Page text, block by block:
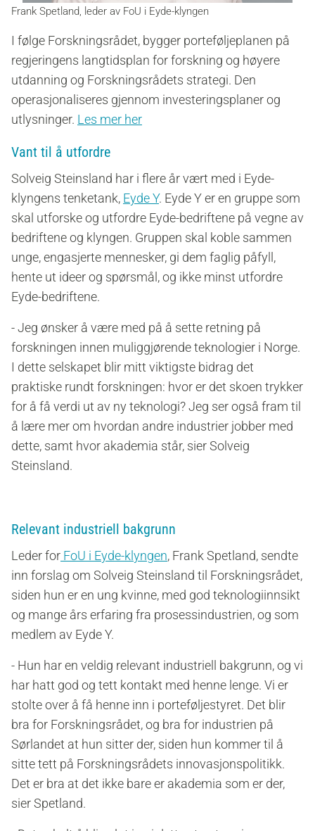
Frank Spetland, leder av FoU i Eyde-klyngen
I følge Forskningsrådet, bygger porteføljeplanen på
regjeringens langtidsplan for forskning og høyere
utdanning og Forskningsrådets strategi. Den
operasjonaliseres gjennom investeringsplaner og
utlysninger. Les mer her
Vant til å utfordre
Solveig Steinsland har i flere år vært med i Eyde-
klyngens tenketank, Eyde Y. Eyde Y er en gruppe som
skal utforske og utfordre Eyde-bedriftene på vegne av
bedriftene og klyngen. Gruppen skal koble sammen
unge, engasjerte mennesker, gi dem faglig påfyll,
hente ut ideer og spørsmål, og ikke minst utfordre
Eyde-bedriftene.
-Jeg ønsker å være med på å sette retning på
forskningen innen muliggjørende teknologier i Norge.
I dette selskapet blir mitt viktigste bidrag det
praktiske rundt forskningen: hvor er det skoen trykker
for å få verdi ut av ny teknologi? Jeg ser også fram til
å lære mer om hvordan andre industrier jobber med
dette, samt hvor akademia står, sier Solveig
Steinsland.
Relevant industriell bakgrunn
Leder for FoU i Eyde-klyngen, Frank Spetland, sendte
inn forslag om Solveig Steinsland til Forskningsrådet,
siden hun er en ung kvinne, med god teknologiinnsikt
og mange års erfaring fra prosessindustrien, og som
medlem av Eyde Y.
- Hun har en veldig relevant industriell bakgrunn, og vi
har hatt god og tett kontakt med henne lenge. Vi er
stolte over å få henne inn i porteføljestyret. Det blir
bra for Forskningsrådet, og bra for industrien på
Sørlandet at hun sitter der, siden hun kommer til å
sitte tett på Forskningsrådets innovasjonspolitikk.
Det er bra at det ikke bare er akademia som er der,
sier Spetland.